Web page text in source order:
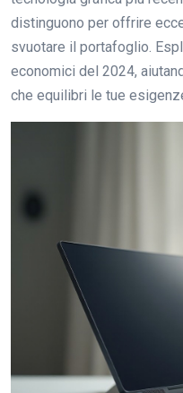
distinguono per offrire
svuotare il portafoglio.
economici del 2024,
che equilibri le tue